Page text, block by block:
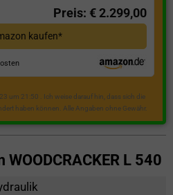
Preis: € 2.299,00
kaufen*
um 21:50 . Ich weise darauf hin, dass sich die
haben können. Alle Angaben ohne Gewähr.
WOODCRACKER L 540